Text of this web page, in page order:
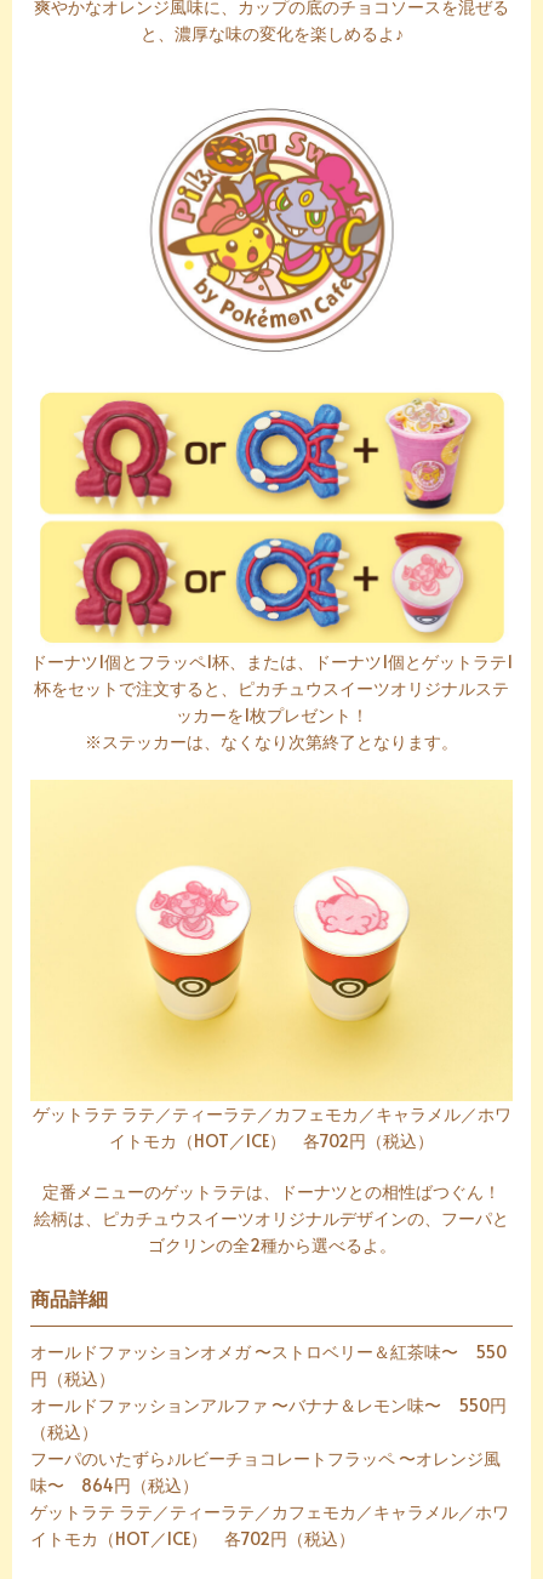
爽やかなオレンジ風味に、カップの底のチョコソースを混ぜる
と、濃厚な味の変化を楽しめるよ♪
ドーナツ1個とフラッペ1杯、または、ドーナツ1個とゲットラテ1
杯をセットで注文すると、ピカチュウスイーツオリジナルステ
ッカーを1枚プレゼント！
※ステッカーは、なくなり次第終了となります。
ゲットラテ ラテ／ティーラテ／カフェモカ／キャラメル／ホワ
イトモカ（HOT／ICE） 各702円（税込）
定番メニューのゲットラテは、ドーナツとの相性ばつぐん！
絵柄は、ピカチュウスイーツオリジナルデザインの、フーパと
ゴクリンの全2種から選べるよ。
商品詳細
オールドファッションオメガ 〜ストロベリー＆紅茶味〜 550
円（税込）
オールドファッションアルファ 〜バナナ＆レモン味〜 550円
（税込）
フーパのいたずら♪ルビーチョコレートフラッペ 〜オレンジ風
味〜 864円（税込）
ゲットラテ ラテ／ティーラテ／カフェモカ／キャラメル／ホワ
イトモカ（HOT／ICE） 各702円（税込）